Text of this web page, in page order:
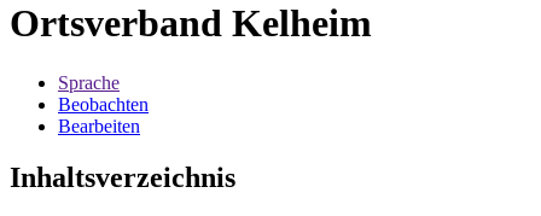
Ortsverband Kelheim
Sprache
Beobachten
Bearbeiten
Inhaltsverzeichnis